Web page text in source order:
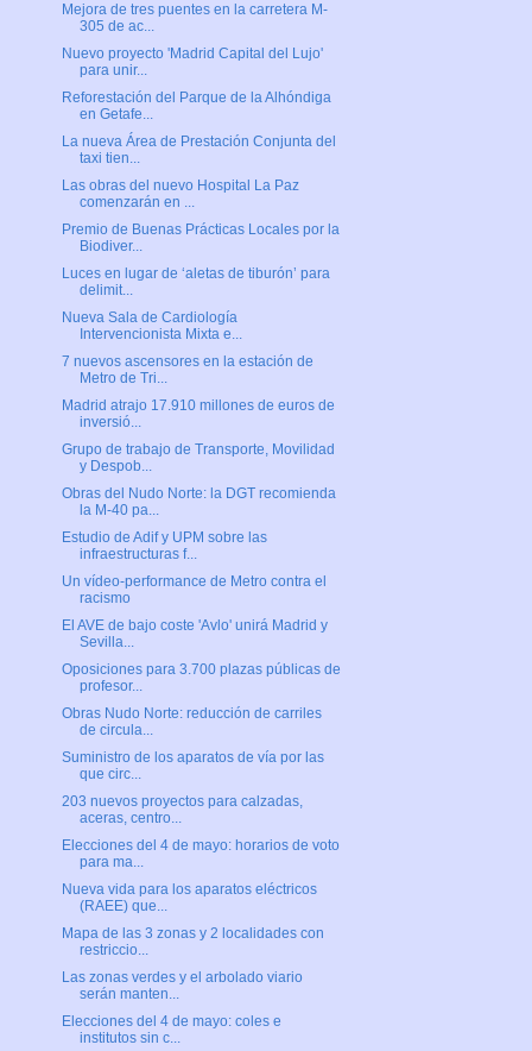
Mejora de tres puentes en la carretera M-
305 de ac...
Nuevo proyecto 'Madrid Capital del Lujo'
para unir...
Reforestación del Parque de la Alhóndiga
en Getafe...
La nueva Área de Prestación Conjunta del
taxi tien...
Las obras del nuevo Hospital La Paz
comenzarán en ...
Premio de Buenas Prácticas Locales por la
Biodiver...
Luces en lugar de ‘aletas de tiburón’ para
delimit...
Nueva Sala de Cardiología
Intervencionista Mixta e...
7 nuevos ascensores en la estación de
Metro de Tri...
Madrid atrajo 17.910 millones de euros de
inversió...
Grupo de trabajo de Transporte, Movilidad
y Despob...
Obras del Nudo Norte: la DGT recomienda
la M-40 pa...
Estudio de Adif y UPM sobre las
infraestructuras f...
Un vídeo-performance de Metro contra el
racismo
El AVE de bajo coste 'Avlo' unirá Madrid y
Sevilla...
Oposiciones para 3.700 plazas públicas de
profesor...
Obras Nudo Norte: reducción de carriles
de circula...
Suministro de los aparatos de vía por las
que circ...
203 nuevos proyectos para calzadas,
aceras, centro...
Elecciones del 4 de mayo: horarios de voto
para ma...
Nueva vida para los aparatos eléctricos
(RAEE) que...
Mapa de las 3 zonas y 2 localidades con
restriccio...
Las zonas verdes y el arbolado viario
serán manten...
Elecciones del 4 de mayo: coles e
institutos sin c...